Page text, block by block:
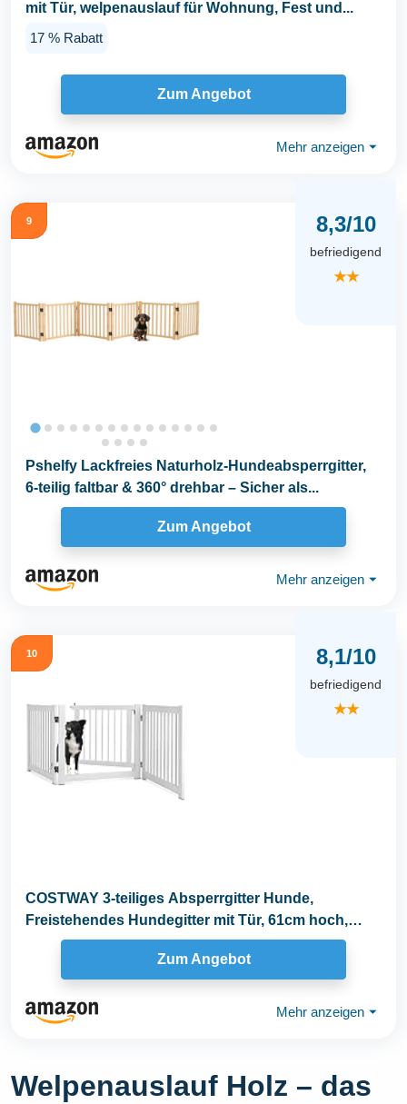
mit Tür, welpenauslauf für Wohnung, Fest und...
17 % Rabatt
Zum Angebot
Mehr anzeigen ⏷
9 8,3/10
befriedigend
★★
Pshelfy Lackfreies Naturholz-Hundeabsperrgitter,
6-teilig faltbar & 360° drehbar – Sicher als...
Zum Angebot
Mehr anzeigen ⏷
10 8,1/10
befriedigend
★★
COSTWAY 3-teiliges Absperrgitter Hunde,
Freistehendes Hundegitter mit Tür, 61cm hoch,
Schutzgitter...
Zum Angebot
Mehr anzeigen ⏷
Welpenauslauf Holz – das